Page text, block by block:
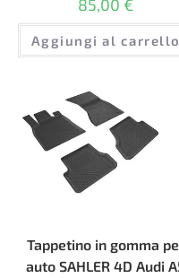
85,00 €
Aggiungi al carrello
Tappetino in gomma
auto SAHLER 4D Audi